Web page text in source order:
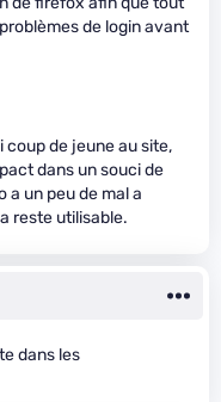
de login avant
de jeune au site,
dans un souci de
a un peu de mal a
reste utilisable.
dans les